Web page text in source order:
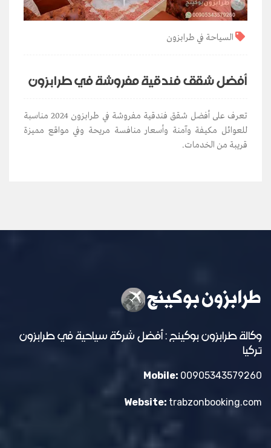
السياحة في طرابزون
أفضل شقق فندقية مفروشة في طرابزون
تعرف على أفضل شقق فندقية مفروشة في طرابزون 2024 مناسبة
للعوائل مكيفة وآمنة وأسعار منافسة مريحة وفي مواقع مميزة
قريبة من الخدمات.
وكالة طرابزون بوكينج : أفضل شركة سياحية في طرابزون
تركيا
Mobile: 00905343579260
Website: trabzonbooking.com